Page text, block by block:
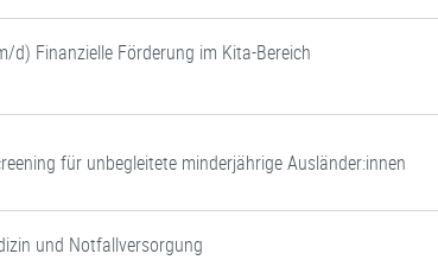
d) Finanzielle Förderung im Kita-Bereich
für unbegleitete minderjährige Ausländer:innen
und Notfallversorgung